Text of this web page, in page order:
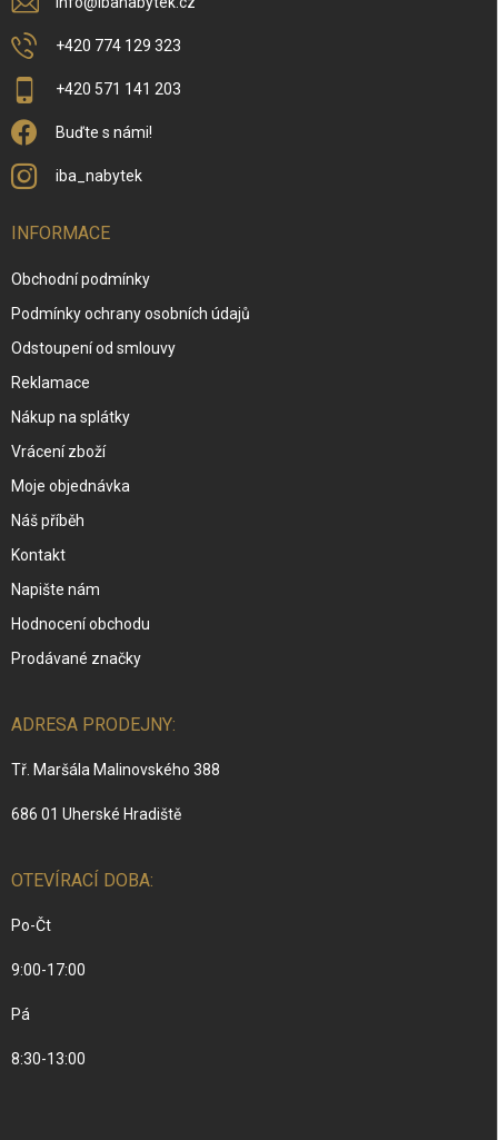
+420 774 129 323
+420 571 141 203
Buďte s námi!
iba_nabytek
INFORMACE
Obchodní podmínky
Podmínky ochrany osobních údajů
Odstoupení od smlouvy
Reklamace
Nákup na splátky
Vrácení zboží
Moje objednávka
Náš příběh
Kontakt
Napište nám
Hodnocení obchodu
Prodávané značky
ADRESA PRODEJNY:
Tř. Maršála Malinovského 388
686 01 Uherské Hradiště
OTEVÍRACÍ DOBA:
Po-Čt
9:00-17:00
Pá
8:30-13:00